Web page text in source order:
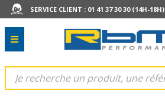
SERVICE CLIENT : 01 41 37 30 30 (14H-18H)